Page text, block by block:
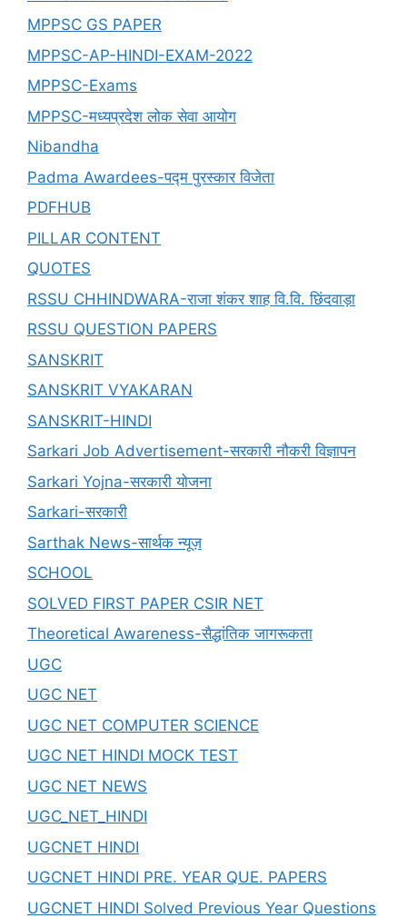
MPPSC GS PAPER
MPPSC-AP-HINDI-EXAM-2022
MPPSC-Exams
MPPSC-मध्यप्रदेश लोक सेवा आयोग
Nibandha
Padma Awardees-पद्म पुरस्कार विजेता
PDFHUB
PILLAR CONTENT
QUOTES
RSSU CHHINDWARA-राजा शंकर शाह वि.वि. छिंदवाड़ा
RSSU QUESTION PAPERS
SANSKRIT
SANSKRIT VYAKARAN
SANSKRIT-HINDI
Sarkari Job Advertisement-सरकारी नौकरी विज्ञापन
Sarkari Yojna-सरकारी योजना
Sarkari-सरकारी
Sarthak News-सार्थक न्यूज़
SCHOOL
SOLVED FIRST PAPER CSIR NET
Theoretical Awareness-सैद्धांतिक जागरूकता
UGC
UGC NET
UGC NET COMPUTER SCIENCE
UGC NET HINDI MOCK TEST
UGC NET NEWS
UGC_NET_HINDI
UGCNET HINDI
UGCNET HINDI PRE. YEAR QUE. PAPERS
UGCNET HINDI Solved Previous Year Questions